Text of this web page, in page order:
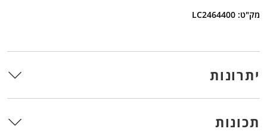
מק"ט: LC2464400
יתרונות
תכונות